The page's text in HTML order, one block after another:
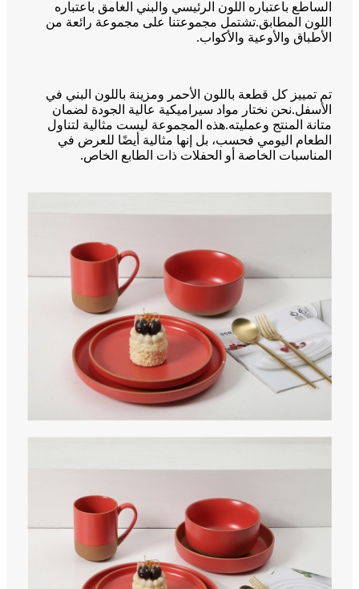
الساطع باعتباره اللون الرئيسي والبني الغامق باعتباره
اللون المطابق.تشتمل مجموعتنا على مجموعة رائعة من
الأطباق والأوعية والأكواب.
تم تمييز كل قطعة باللون الأحمر ومزينة باللون البني في
الأسفل.نحن نختار مواد سيراميكية عالية الجودة لضمان
متانة المنتج وعمليته.هذه المجموعة ليست مثالية لتناول
الطعام اليومي فحسب، بل إنها مثالية أيضًا للعرض في
المناسبات الخاصة أو الحفلات ذات الطابع الخاص.